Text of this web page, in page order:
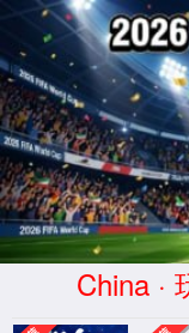
WTS-WAF
出现该页面的
1.你的请求是黑客攻
2.你的请求合法但触